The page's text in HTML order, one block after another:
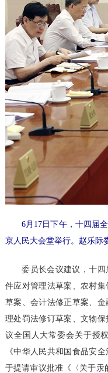
6月17日下午，十四届全
京人民大会堂举行。赵乐际
委员长会议建议，十四
件应对管理法草案、农村
草案、会计法修正草案、
理处罚法修订草案、文物
议全国人大常委会关于授
《中华人民共和国食品安
于提请审议批准《〈关于汞